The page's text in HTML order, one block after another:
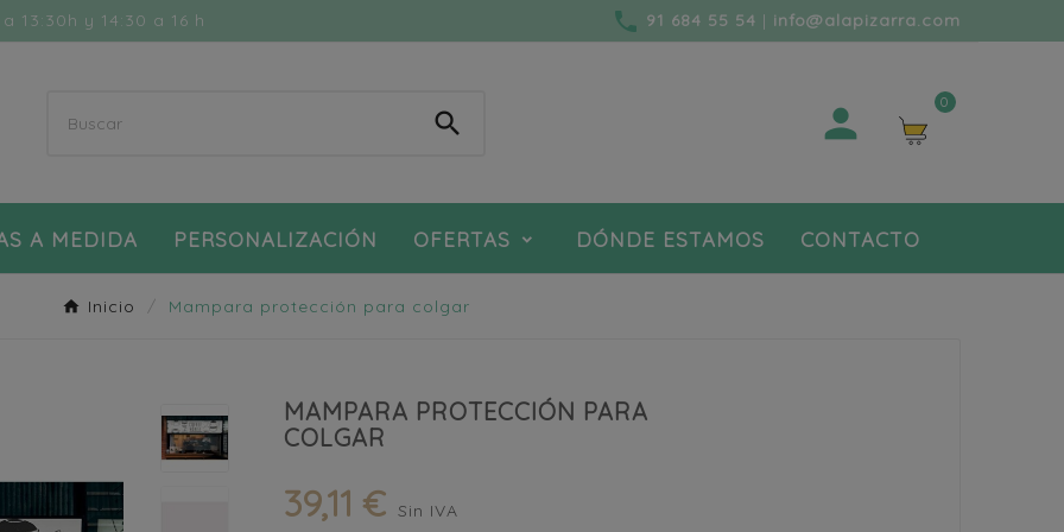
13:30h y 14:30 a 16 h phone 91 684 55 54 | info@alapizarra.com
  0
A MEDIDA PERSONALIZACIÓN OFERTAS DÓNDE ESTAMOS CONTACTO
Inicio Mampara protección para colgar
MAMPARA PROTECCIÓN PARA
COLGAR
39,11 € Sin IVA